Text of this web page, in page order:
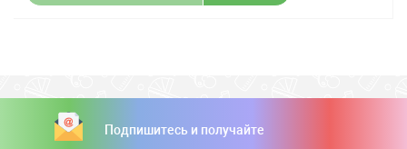
Подпишитесь и получайте